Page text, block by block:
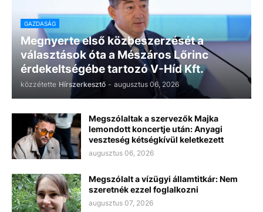
GAZDASÁG
Megnyerte első közbeszerzését a
választások óta a Mészáros Lőrinc
érdekeltségébe tartozó V-Híd Kft.
közzétette Hírszerkesztő - augusztus 06, 2026
Megszólaltak a szervezők Majka
lemondott koncertje után: Anyagi
veszteség kétségkívül keletkezett
augusztus 06, 2026
Megszólalt a vízügyi államtitkár: Nem
szeretnék ezzel foglalkozni
augusztus 07, 2026